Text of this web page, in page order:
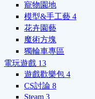
寵物園地
模型&手工藝 4
花卉園藝
魔術方塊
獨輪車專區
電玩遊戲 13
遊戲歡樂包 4
CS討論 8
Steam 3